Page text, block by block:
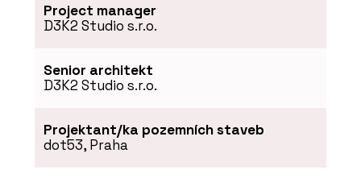
PRODUKTY
Project manager
D3K2 Studio s.r.o.
Senior architekt
D3K2 Studio s.r.o.
Projektant/ka pozemních staveb
dot53, Praha